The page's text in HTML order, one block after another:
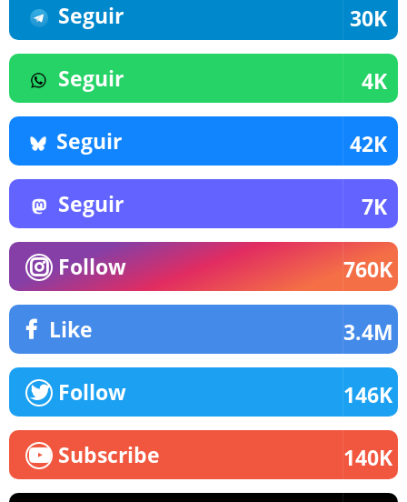
Seguir 30K
Seguir 4K
Seguir 42K
Seguir 7K
Follow 760K
Like 3.4M
Follow 146K
Subscribe 140K